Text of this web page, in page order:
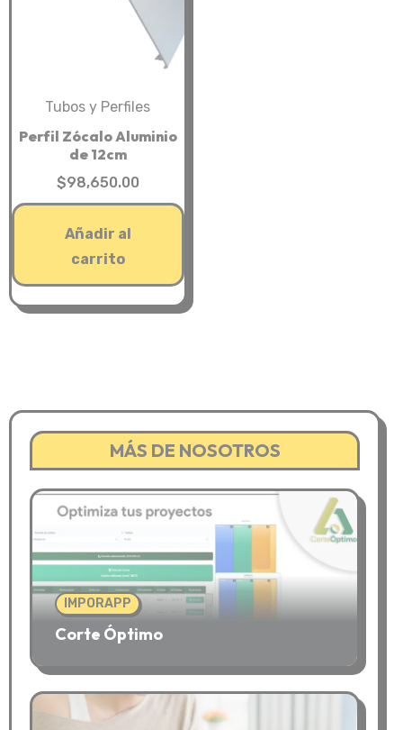
Tubos y Perfiles
Perfil Zócalo Aluminio
de 12cm
$98,650.00
Añadir al
carrito
MÁS DE NOSOTROS
IMPORAPP
Corte Óptimo